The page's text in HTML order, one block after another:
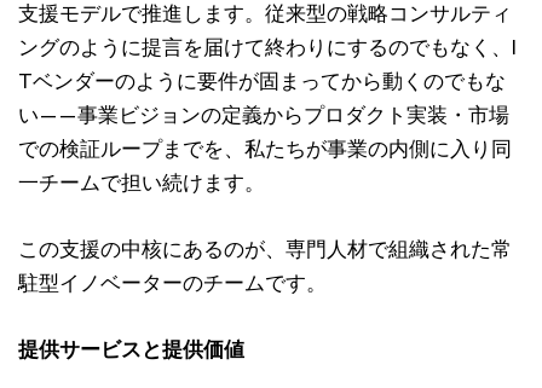
支援モデルで推進します。従来型の戦略コンサルティ
ングのように提言を届けて終わりにするのでもなく、I
Tベンダーのように要件が固まってから動くのでもな
い——事業ビジョンの定義からプロダクト実装・市場
での検証ループまでを、私たちが事業の内側に入り同
一チームで担い続けます。
この支援の中核にあるのが、専門人材で組織された常
駐型イノベーターのチームです。
提供サービスと提供価値